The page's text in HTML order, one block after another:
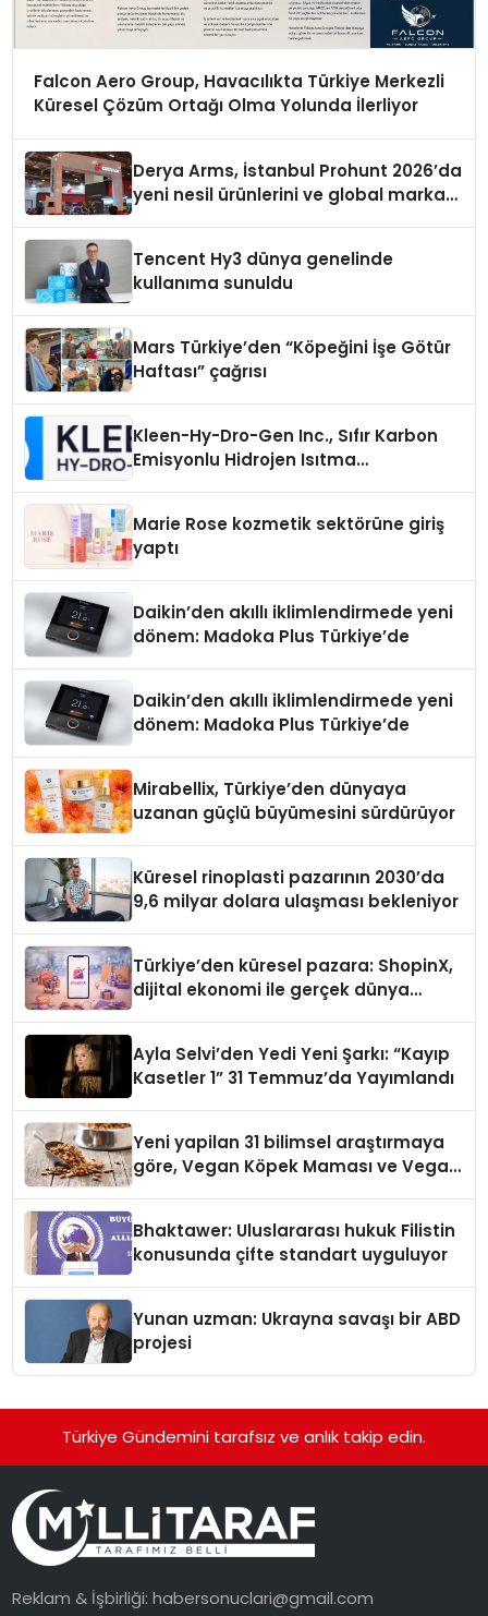
Falcon Aero Group, Havacılıkta Türkiye Merkezli
Küresel Çözüm Ortağı Olma Yolunda İlerliyor
Derya Arms, İstanbul Prohunt 2026’da
yeni nesil ürünlerini ve global marka
Tencent Hy3 dünya genelinde
kullanıma sunuldu
Mars Türkiye’den “Köpeğini İşe Götür
Haftası” çağrısı
Kleen-Hy-Dro-Gen Inc., Sıfır Karbon
Emisyonlu Hidrojen Isıtma
Marie Rose kozmetik sektörüne giriş
yaptı
Daikin’den akıllı iklimlendirmede yeni
dönem: Madoka Plus Türkiye’de
Daikin’den akıllı iklimlendirmede yeni
dönem: Madoka Plus Türkiye’de
Mirabellix, Türkiye’den dünyaya
uzanan güçlü büyümesini sürdürüyor
Küresel rinoplasti pazarının 2030’da
9,6 milyar dolara ulaşması bekleniyor
Türkiye’den küresel pazara: ShopinX,
dijital ekonomi ile gerçek dünya
Ayla Selvi’den Yedi Yeni Şarkı: “Kayıp
Kasetler 1” 31 Temmuz’da Yayımlandı
Yeni yapilan 31 bilimsel araştırmaya
göre, Vegan Köpek Maması ve Vegan
Bhaktawer: Uluslararası hukuk Filistin
konusunda çifte standart uyguluyor
Yunan uzman: Ukrayna savaşı bir ABD
projesi
Türkiye Gündemini tarafsız ve anlık takip edin.
Reklam & İşbirliği:habersonuclari@gmail.com